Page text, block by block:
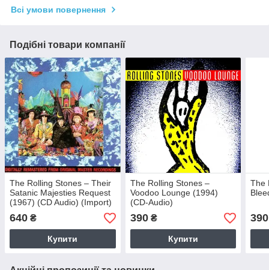
Всі умови повернення
Подібні товари компанії
The Rolling Stones – Their
Satanic Majesties Request
(1967) (CD Audio) (Import)
640 ₴
Купити
The Rolling Stones –
Voodoo Lounge (1994)
(CD-Audio)
390₴
Купити
The
390